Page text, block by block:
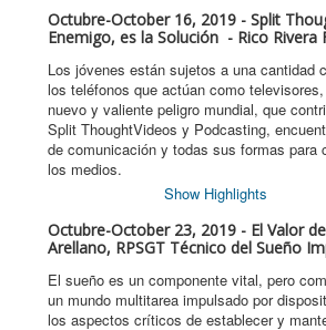
Octubre-October 16, 2019 - Split
Enemigo, es la Solución - Rico Rivera
Los jóvenes están sujetos a una
los teléfonos que actúan como
nuevo y valiente peligro mundial, que
Split ThoughtVideos y Podcasting,
de comunicación y todas sus formas para
los medios.
Show Highlights
Octubre-October 23, 2019 - El Valor
Arellano, RPSGT Técnico del Sueño
El sueño es un componente vital, pero
un mundo multitarea impulsado por
los aspectos críticos de establecer y